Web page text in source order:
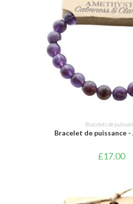
AJOUTER AU
Bracelets de
Bracelet de puissance
£17.00